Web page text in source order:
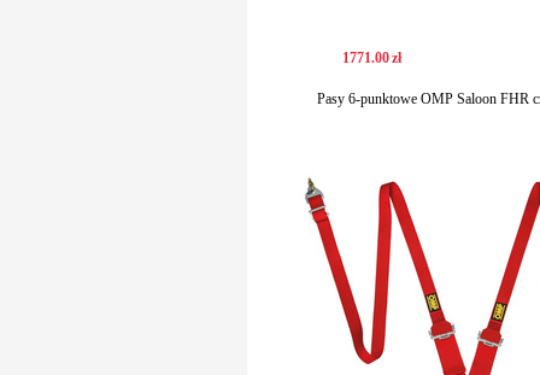
1771.00zł
Pasy 6-punktowe OMP Saloon FHR